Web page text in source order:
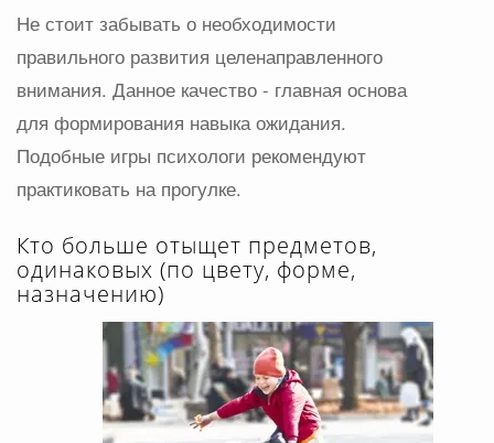
Не стоит забывать о необходимости
правильного развития целенаправленного
внимания. Данное качество - главная основа
для формирования навыка ожидания.
Подобные игры психологи рекомендуют
практиковать на прогулке.
Кто больше отыщет предметов,
одинаковых (по цвету, форме,
назначению)